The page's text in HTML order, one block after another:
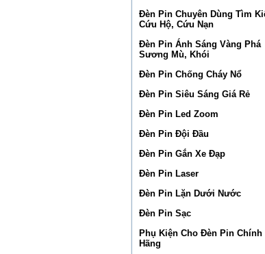
Đèn Pin Chuyên Dùng Tìm
Cứu Hộ, Cứu Nạn
Đèn Pin Ánh Sáng Vàng Phá
Sương Mù, Khói
Đèn Pin Chống Cháy Nổ
Đèn Pin Siêu Sáng Giá Rẻ
Đèn Pin Led Zoom
Đèn Pin Đội Đầu
Đèn Pin Gắn Xe Đạp
Đèn Pin Laser
Đèn Pin Lặn Dưới Nước
Đèn Pin Sạc
Phụ Kiện Cho Đèn Pin Chính
Hãng